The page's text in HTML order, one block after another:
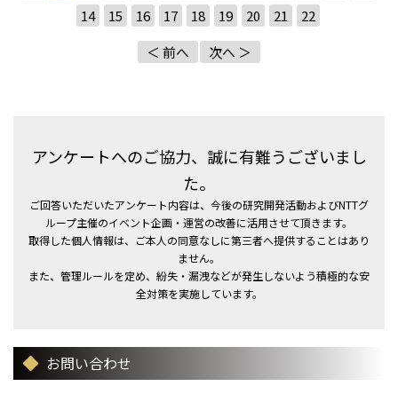
14
15 16 17 18 19 20 21
22
＜ 前へ
次へ ＞
アンケートへのご協力、誠に有難うございまし
た。
ご回答いただいたアンケート内容は、今後の研究開発活動およびNTTグ
ループ主催のイベント企画・運営の改善に活用させて頂きます。
取得した個人情報は、ご本人の同意なしに第三者へ提供することはあり
ません。
また、管理ルールを定め、紛失・漏洩などが発生しないよう積極的な安
全対策を実施しています。
お問い合わせ